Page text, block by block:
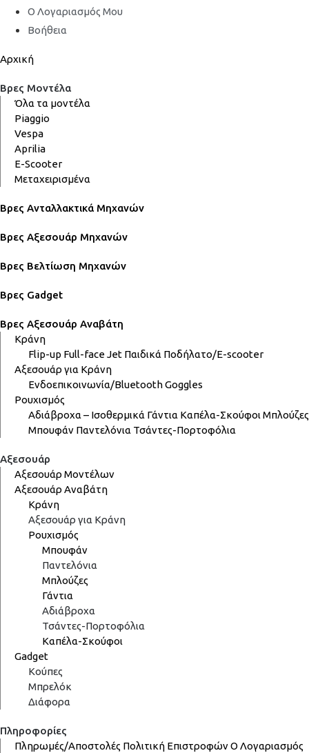
Ο Λογαριασμός Μου
Βοήθεια
Αρχική
Βρες Μοντέλα
Όλα τα μοντέλα
Piaggio
Vespa
Aprilia
E-Scooter
Μεταχειρισμένα
Βρες Ανταλλακτικά Μηχανών
Βρες Αξεσουάρ Μηχανών
Βρες Βελτίωση Μηχανών
Βρες Gadget
Βρες Αξεσουάρ Αναβάτη
Κράνη
Flip-up Full-faceJet Παιδικά Ποδήλατο/E-scooter
Αξεσουάρ για Κράνη
Ενδοεπικοινωνία/BluetoothGoggles
Ρουχισμός
Αδιάβροχα – Ισοθερμικά Γάντια Καπέλα-Σκούφοι Μπλούζες
Μπουφάν Παντελόνια Τσάντες-Πορτοφόλια
Αξεσουάρ
Αξεσουάρ Μοντέλων
Αξεσουάρ Αναβάτη
Κράνη
Αξεσουάρ για Κράνη
Ρουχισμός
Μπουφάν
Παντελόνια
Μπλούζες
Γάντια
Αδιάβροχα
Τσάντες-Πορτοφόλια
Καπέλα-Σκούφοι
Gadget
Κούπες
Μπρελόκ
Διάφορα
Πληροφορίες
Πληρωμές/Αποστολές Πολιτική ΕπιστροφώνΟ Λογαριασμός